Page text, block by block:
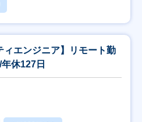
ィエンジニア】リモート勤
休127日